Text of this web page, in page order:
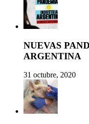
NUEVAS
ARGENTINA
31 octubre, 2020